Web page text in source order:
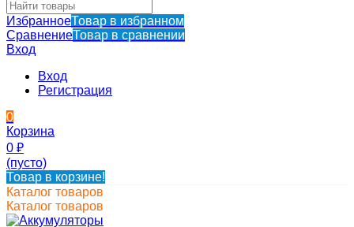
ИзбранноеТовар в избранном
СравнениеТовар в сравнении
Вход
Вход
Регистрация
0
Корзина
0 ₽
(пусто)
Товар в корзине!
Каталог товаров
Каталог товаров